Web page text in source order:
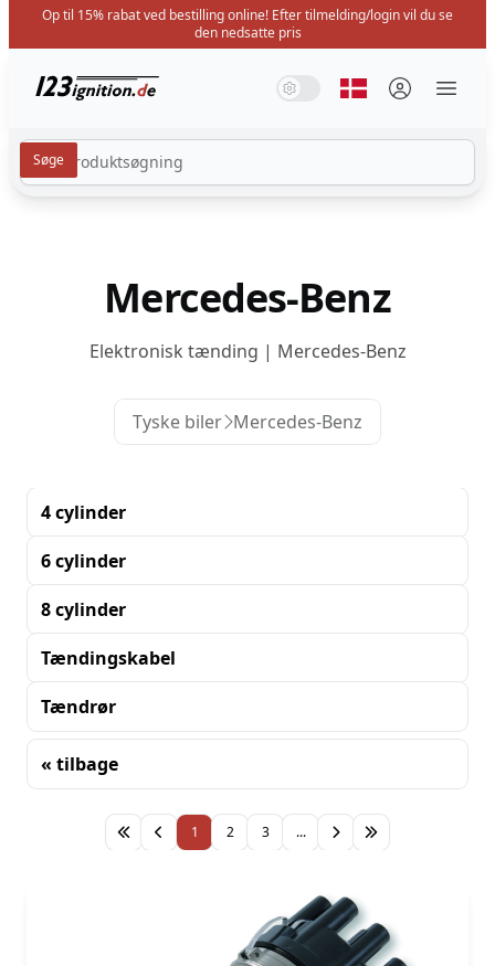
Op til 15% rabat ved bestilling online! Efter tilmelding/login vil du se
den nedsatte pris
123ignition.de Systemtilstand
Lys tilstand
Mørk tilstand
Vælg sprog
Mercedes-Benz
Elektronisk tænding | Mercedes-Benz
Tyske biler Mercedes-Benz
4 cylinder
6 cylinder
8 cylinder
Tændingskabel
Tændrør
« tilbage
1 2 3 ...